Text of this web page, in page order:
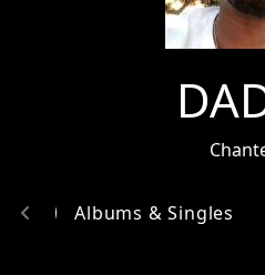
Albums & Singles
chevron_left